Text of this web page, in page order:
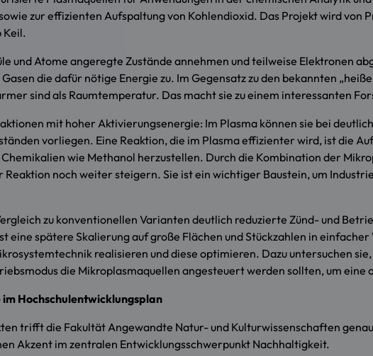
zur effizienten Aufspaltung von Kohlendioxid. Das Projekt wird
Keil.
und Atome angeregte Zustände annehmen und teilweise Elektronen
die dafür nötige Energie zu. Im Gegensatz zu den bekannten
sind als Raumtemperatur. Das macht sie zu einem interessanten
mit hoher Aktivierungsenergie: Im Plasma können sie bei
vorliegen. Eine Reaktion, die im Plasma effizienter wird, ist die
wie Methanol herzustellen. Durch die Kombination der
Reaktion noch weiter steigern. Sie ist ein wichtiger Baustein, um
zu konventionellen Varianten deutlich reduzierte Zünd- und
eine spätere Skalierung auf große Flächen und Stückzahlen in
realisieren und diese optimieren. Dazu untersuchen
die Mikroplasmaquellen angesteuert werden sollten, um
Hochschulentwicklungsplan
trifft die Fakultät Angewandte Natur- und Kulturwissenschaften
Akzent im zentralen Entwicklungsschwerpunkt Nachhaltigkeit.